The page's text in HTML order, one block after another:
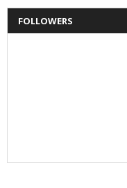
FOLLOWERS